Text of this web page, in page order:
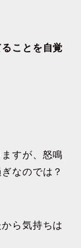
ことを自覚
すが、怒鳴
なのでは？
ら気持ちは